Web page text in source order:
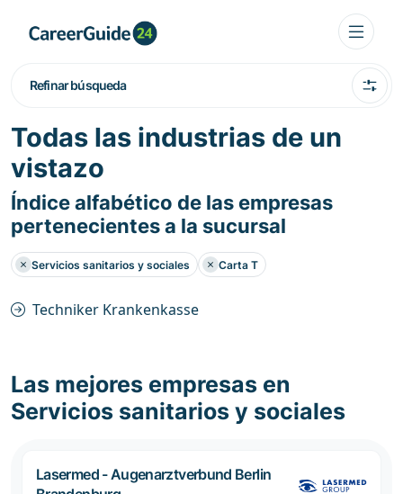
Refinar búsqueda
Todas las industrias de un
vistazo
Índice alfabético de las empresas
pertenecientes a la sucursal
Servicios sanitarios y sociales Carta T
Techniker Krankenkasse
Las mejores empresas en
Servicios sanitarios y sociales
Lasermed - Augenarztverbund Berlin